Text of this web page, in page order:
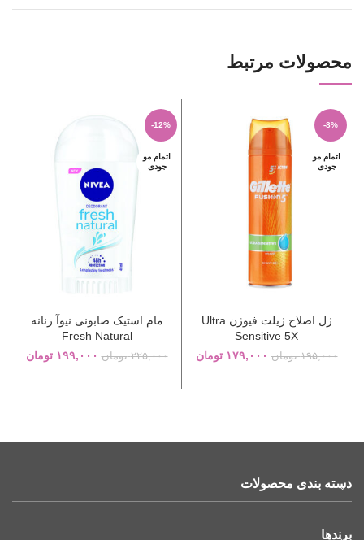
محصولات مرتبط
-8%
اتمام مو
جودی
ژل اصلاح ژیلت فیوژن Ultra
Sensitive 5X
۱۹۵,۰۰۰ تومان ۱۷۹,۰۰۰ تومان
-12%
اتمام مو
جودی
مام استیک صابونی نیوآ زنانه
Fresh Natural
۲۲۵,۰۰۰ تومان ۱۹۹,۰۰۰ تومان
دسته بندی محصولات
برندها